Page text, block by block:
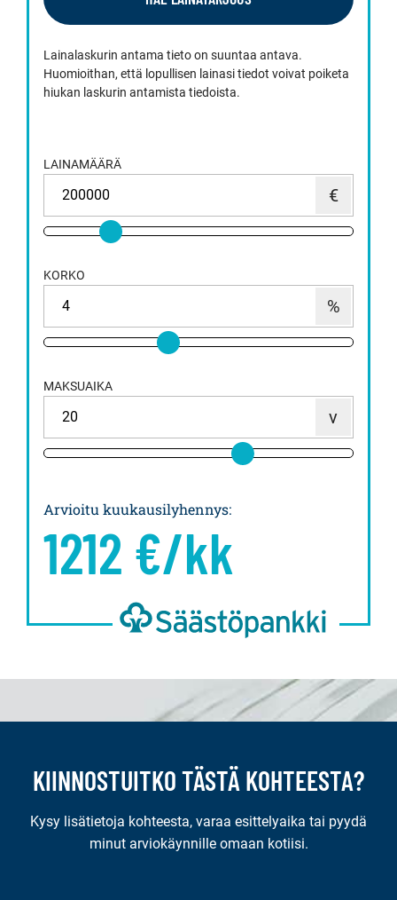
Lainalaskurin antama tieto on suuntaa antava.
Huomioithan, että lopullisen lainasi tiedot voivat poiketa
hiukan laskurin antamista tiedoista.
LAINAMÄÄRÄ
KORKO
MAKSUAIKA
Arvioitu kuukausilyhennys:
1212 €/kk
KIINNOSTUITKO TÄSTÄ KOHTEESTA?
Kysy lisätietoja kohteesta, varaa esittelyaika tai pyydä
minut arviokäynnille omaan kotiisi.